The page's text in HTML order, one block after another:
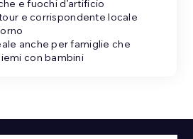
e fuochi d’artificio
e corrispondente locale
anche per famiglie che
con bambini